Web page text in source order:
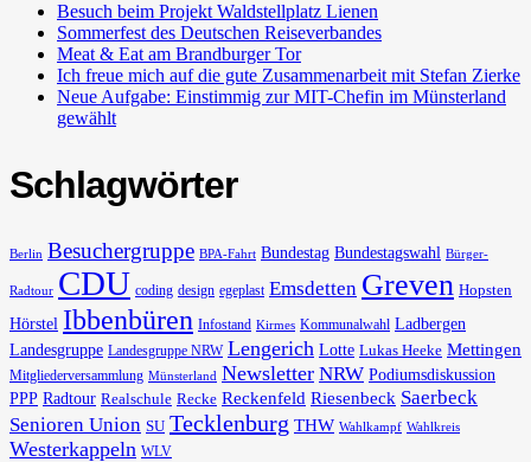
Besuch beim Projekt Waldstellplatz Lienen
Sommerfest des Deutschen Reiseverbandes
Meat & Eat am Brandburger Tor
Ich freue mich auf die gute Zusammenarbeit mit Stefan Zierke
Neue Aufgabe: Einstimmig zur MIT-Chefin im Münsterland
gewählt
Schlagwörter
Berlin Besuchergruppe BPA-Fahrt Bundestag Bundestagswahl Bürger-
Radtour CDU coding design egeplast Emsdetten Greven Hopsten
Hörstel Ibbenbüren Infostand Kirmes Kommunalwahl Ladbergen
Landesgruppe Landesgruppe NRW Lengerich Lotte Lukas Heeke Mettingen
Mitgliederversammlung Münsterland Newsletter NRW Podiumsdiskussion
PPP Radtour Realschule Recke Reckenfeld Riesenbeck Saerbeck
Senioren Union SU Tecklenburg THW Wahlkampf Wahlkreis
Westerkappeln WLV